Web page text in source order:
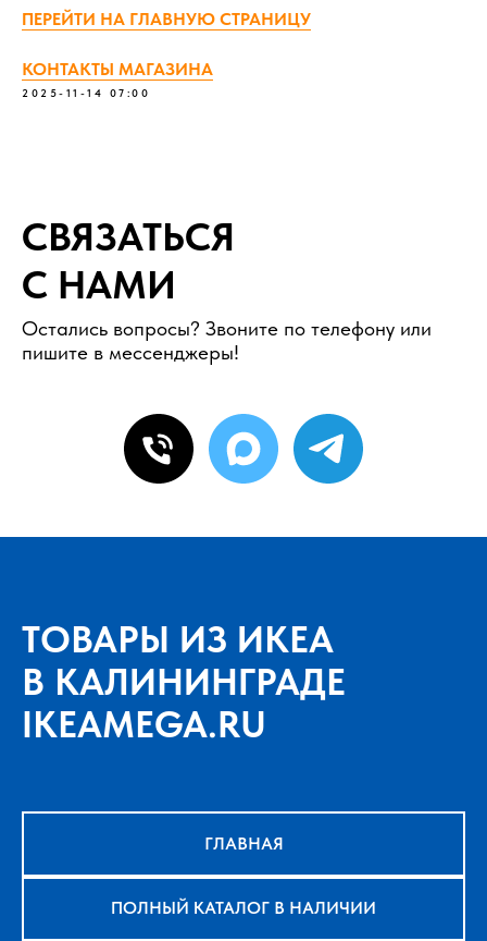
ПЕРЕЙТИ НА ГЛАВНУЮ СТРАНИЦУ
КОНТАКТЫ МАГАЗИНА
2025-11-14 07:00
СВЯЗАТЬСЯ
С НАМИ
Остались вопросы? Звоните по телефону или
пишите в мессенджеры!
ТОВАРЫ ИЗ ИКЕА
В КАЛИНИНГРАДЕ
IKEAMEGA.RU
ГЛАВНАЯ
ПОЛНЫЙ КАТАЛОГ В НАЛИЧИИ